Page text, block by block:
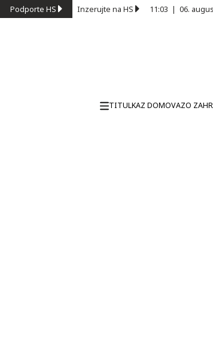
Podporte HS Inzerujte na HS 11:03 | 06.
TITULKAZ DOMOVAZO